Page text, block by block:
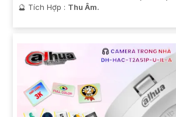
️🔮 Tích Hợp : Thu Âm.